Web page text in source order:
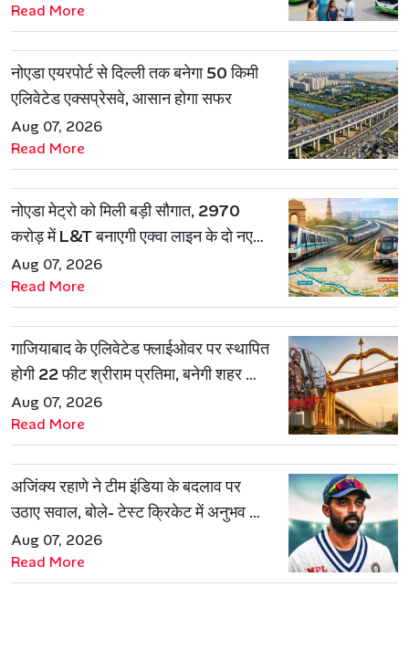
Read More
नोएडा एयरपोर्ट से दिल्ली तक बनेगा 50 किमी
एलिवेटेड एक्सप्रेसवे, आसान होगा सफर
Aug 07, 2026
Read More
नोएडा मेट्रो को मिली बड़ी सौगात, 2970
करोड़ में L&T बनाएगी एक्वा लाइन के दो नए
रूट
Aug 07, 2026
Read More
गाजियाबाद के एलिवेटेड फ्लाईओवर पर स्थापित
होगी 22 फीट श्रीराम प्रतिमा, बनेगी शहर की
नई पहचान
Aug 07, 2026
Read More
अजिंक्य रहाणे ने टीम इंडिया के बदलाव पर
उठाए सवाल, बोले- टेस्ट क्रिकेट में अनुभव की
जरूरत हमेशा रहेगी
Aug 07, 2026
Read More